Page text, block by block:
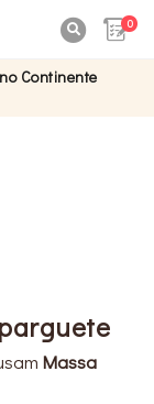
0
Continente
Massa